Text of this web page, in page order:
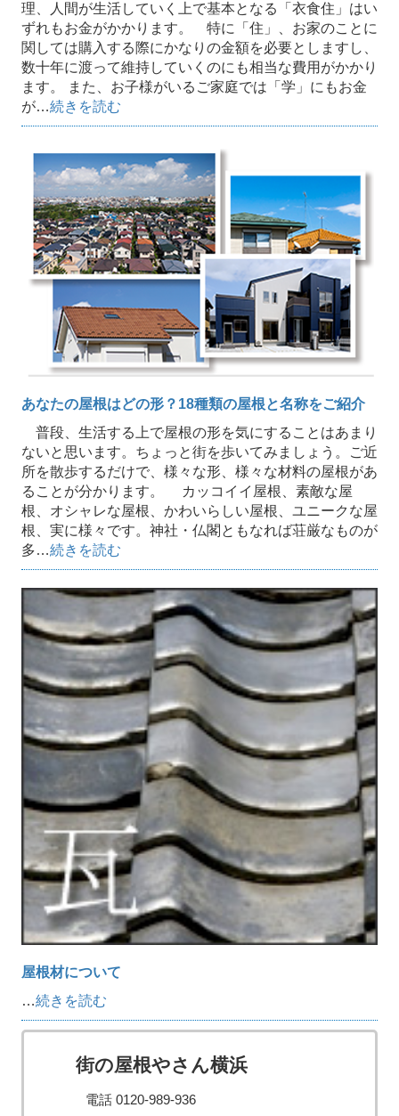
理、人間が生活していく上で基本となる「衣食住」はい
ずれもお金がかかります。 特に「住」、お家のことに
関しては購入する際にかなりの金額を必要としますし、
数十年に渡って維持していくのにも相当な費用がかかり
ます。 また、お子様がいるご家庭では「学」にもお金
が…続きを読む
あなたの屋根はどの形？18種類の屋根と名称をご紹介
普段、生活する上で屋根の形を気にすることはあまり
ないと思います。ちょっと街を歩いてみましょう。ご近
所を散歩するだけで、様々な形、様々な材料の屋根があ
ることが分かります。 カッコイイ屋根、素敵な屋
根、オシャレな屋根、かわいらしい屋根、ユニークな屋
根、実に様々です。神社・仏閣ともなれば荘厳なものが
多…続きを読む
屋根材について
…続きを読む
街の屋根やさん横浜
電話 0120-989-936